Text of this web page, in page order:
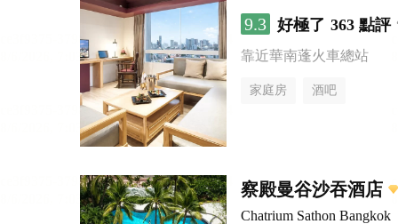
9.3 好極了 363 點評
靠近華南蓬火車總站
家庭房 酒吧
察殿曼谷沙吞酒店
Chatrium Sathon Bangkok